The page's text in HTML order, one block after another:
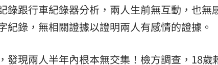
錄跟行車紀錄器分析，兩人生前無互動，也無
紀錄，無相關證據以證明兩人有感情的證據。
發現兩人半年內根本無交集！檢方調查，18歲